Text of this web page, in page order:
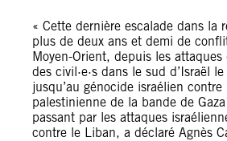
« Cette dernière escalade dans la
plus de deux ans et demi de
Moyen-Orient, depuis les
des civil·e·s dans le sud d’Israël
jusqu’au génocide israélien
palestinienne de la bande de
passant par les attaques
contre le Liban, a déclaré Agnès